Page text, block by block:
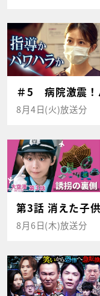
＃5 病院激震！
8月4日(火)放送分
第3話 消えた子
8月6日(木)放送分